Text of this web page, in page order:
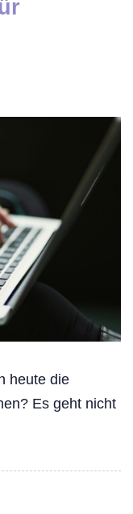
heute die
Es geht nicht